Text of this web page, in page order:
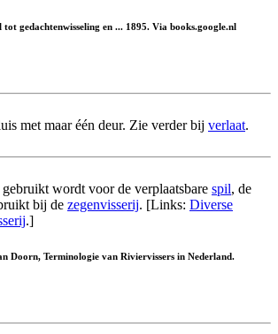
gedachtenwisseling en ... 1895. Via books.google.nl
met maar één deur. Zie verder bij verlaat.
gebruikt wordt voor de verplaatsbare spil, de
bij de zegenvisserij. [Links: Diverse
.]
Doorn, Terminologie van Riviervissers in Nederland.